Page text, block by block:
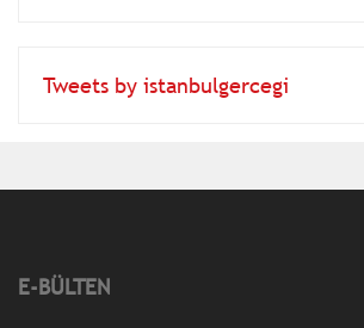
Tweets by istanbulgercegi
E-BÜLTEN